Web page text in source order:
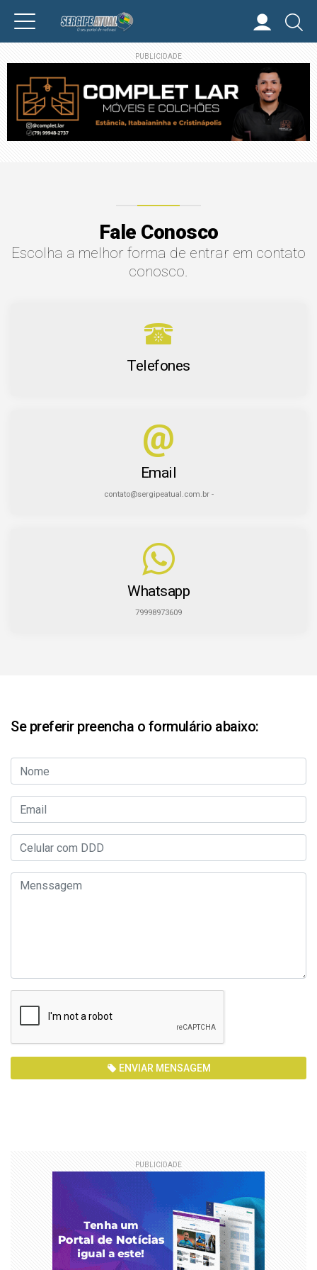
PUBLICIDADE
Fale Conosco
Escolha a melhor forma de entrar em contato
conosco.
Telefones
Email
contato@sergipeatual.com.br -
Whatsapp
79998973609
Se preferir preencha o formulário abaixo:
ENVIAR MENSAGEM
PUBLICIDADE